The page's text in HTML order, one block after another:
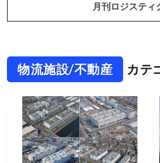
月刊ロジスティ
物流施設/不動産 カテ